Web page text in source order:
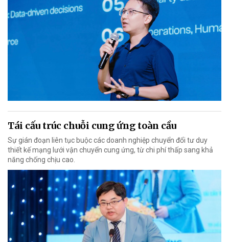
Tái cấu trúc chuỗi cung ứng toàn cầu
Sự gián đoạn liên tục buộc các doanh nghiệp chuyển đổi tư duy
thiết kế mạng lưới vận chuyển cung ứng, từ chi phí thấp sang khả
năng chống chịu cao.